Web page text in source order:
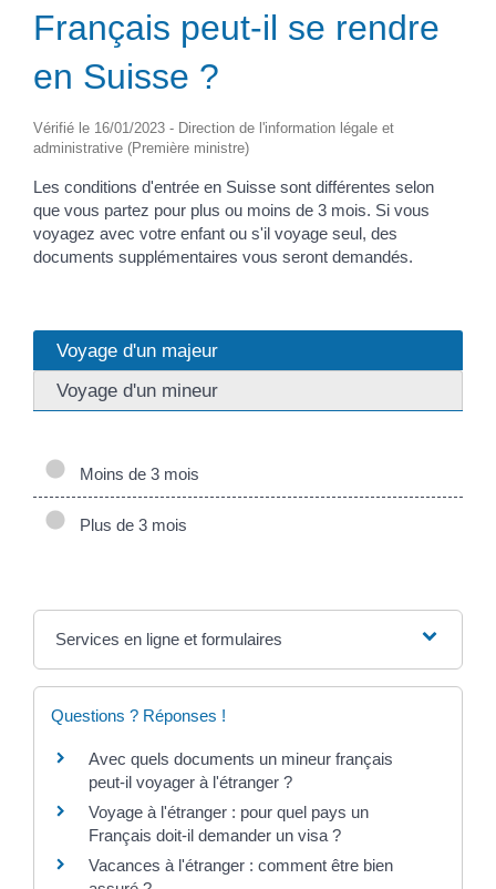
Français peut-il se rendre
en Suisse ?
Vérifié le 16/01/2023 - Direction de l'information légale et
administrative (Première ministre)
Les conditions d'entrée en Suisse sont différentes selon
que vous partez pour plus ou moins de 3 mois. Si vous
voyagez avec votre enfant ou s'il voyage seul, des
documents supplémentaires vous seront demandés.
Voyage d'un majeur
Voyage d'un mineur
Moins de 3 mois
Plus de 3 mois
Services en ligne et formulaires
Questions ? Réponses !
Avec quels documents un mineur français
peut-il voyager à l'étranger ?
Voyage à l'étranger : pour quel pays un
Français doit-il demander un visa ?
Vacances à l'étranger : comment être bien